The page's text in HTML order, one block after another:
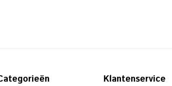
Klantenservice